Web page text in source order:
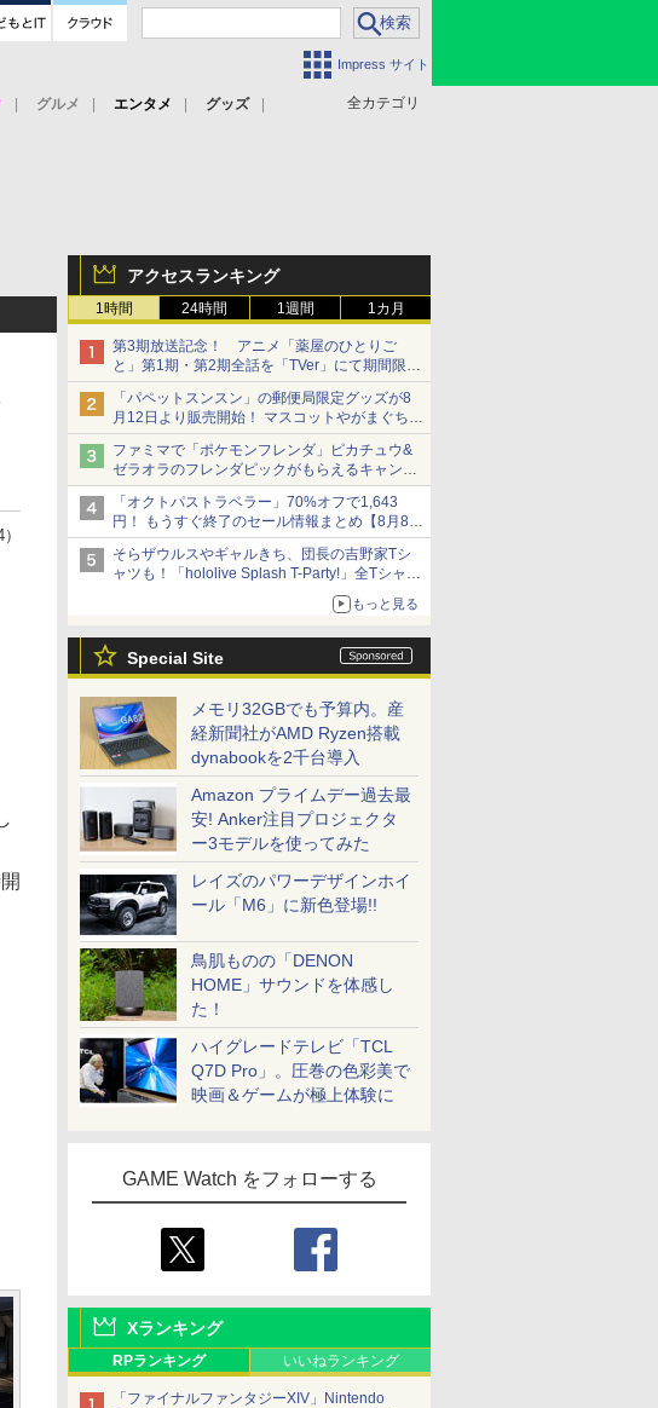
Impress サイト
全カテゴリ
グルメ エンタメ
グッズ
アクセスランキング
1時間 24時間 1週間 1カ月
第3期放送記念！ アニメ「薬屋のひとりご
と」第1期・第2期全話を「TVer」にて期間限定
で順次無料配信開始
「パペットスンスン」の郵便局限定グッズが8
月12日より販売開始！ マスコットやがまぐち、
レターセットなどが登場
ファミマで「ポケモンフレンダ」ピカチュウ&
ゼラオラのフレンダピックがもらえるキャンペ
ーン開催！
「オクトパストラベラー」70%オフで1,643
円！ もうすぐ終了のセール情報まとめ【8月8日
更新】
ニンテンドーeショップでは「大神 絶景版」が
67%オフで990円
そらザウルスやギャルきち、団長の吉野家Tシ
ャツも！「hololive Splash T-Party!」全Tシャツ
ラインナップ公開＆オンライン販売開始
もっと見る
Special Site
メモリ32GBでも予算内。産
経新聞社がAMD Ryzen搭載
dynabookを2千台導入
Amazon プライムデー過去最
安! Anker注目プロジェクタ
ー3モデルを使ってみた
レイズのパワーデザインホイ
ール「M6」に新色登場!!
鳥肌ものの「DENON
HOME」サウンドを体感し
た！
ハイグレードテレビ「TCL
Q7D Pro」。圧巻の色彩美で
映画＆ゲームが極上体験に
GAME Watch をフォローする
Xランキング
RPランキング いいねランキング
「ファイナルファンタジーXIV」Nintendo